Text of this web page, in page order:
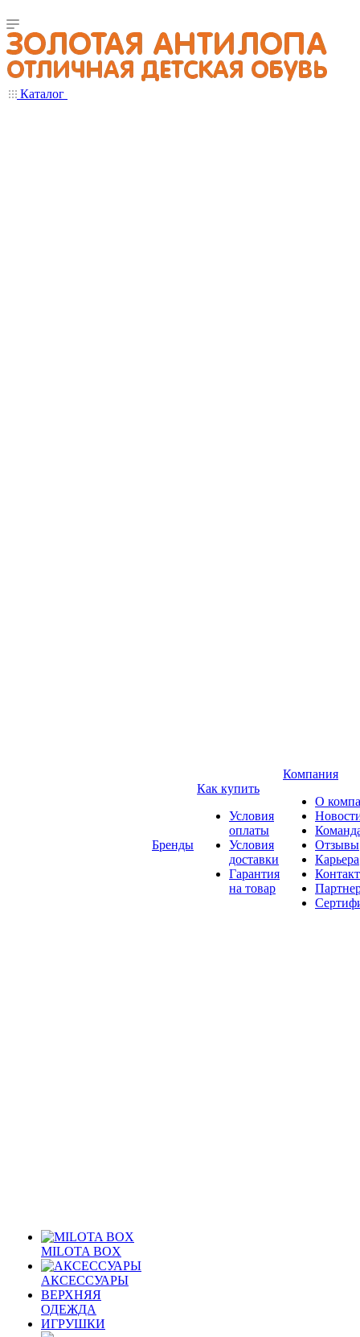
Каталог
MILOTA BOX
АКСЕССУАРЫ
ВЕРХНЯЯ
ОДЕЖДА
ИГРУШКИ
Бренды
Как купить
Условия
оплаты
Условия
доставки
Гарантия
на товар
Компания
О
Отзывы
Карьера